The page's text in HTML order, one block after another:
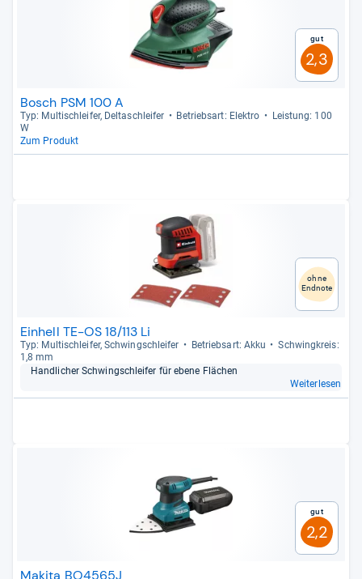
Gut
2,3
Bosch PSM 100 A
Typ: Mul­tischlei­fer, Del­ta­sch­lei­fer Betriebs­art: Elek­tro
Leis­tung: 100
W
Zum Produkt
ohne
Endnote
Einhell TE-OS 18/113 Li
Typ: Mul­tischlei­fer, Schwing­schlei­fer Betriebs­art: Akku
Schwing­kreis:
1,8 mm
Hand­li­cher Schwing­schlei­fer für ebene Flä­chen
Weiterlesen
Gut
2,2
Makita BO4565J